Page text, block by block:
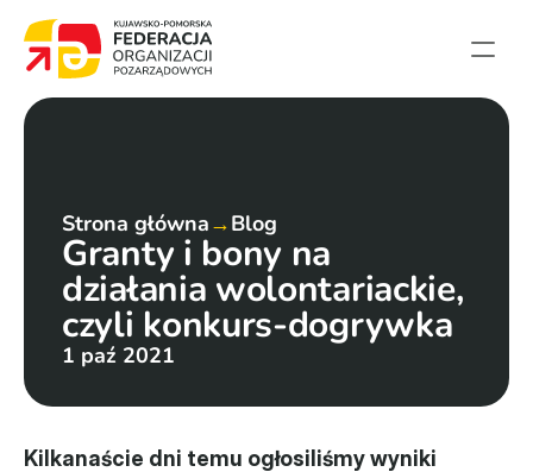
Projekty
Członkowie
English summary
Kontakt
Federacja
Statut i sprawozdania
Strona główna→Blog
Granty i bony na
działania wolontariackie,
czyli konkurs-dogrywka
1 paź 2021
Kilkanaście dni temu ogłosiliśmy wyniki